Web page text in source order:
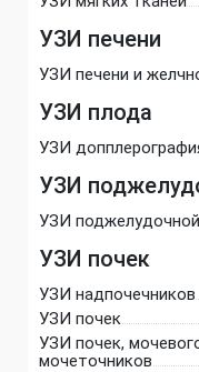
УЗИ печени
УЗИ печени и
УЗИ плода
УЗИ
УЗИ
УЗИ
УЗИ почек
УЗИ надпочечников
УЗИ почек
УЗИ почек,
мочеточников